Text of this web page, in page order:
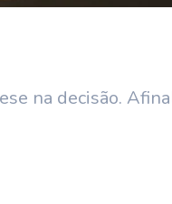
na decisão.